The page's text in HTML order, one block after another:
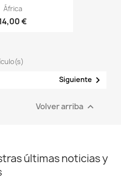
África
€
Siguiente 
Volver arriba 
últimas noticias y